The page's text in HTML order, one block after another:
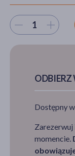
Wybierz ilość
Dostępny w
momencie.